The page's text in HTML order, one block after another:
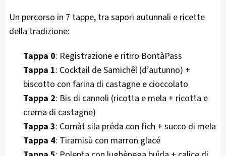
Un percorso in 7 tappe, tra sapori autunnali e ricette
della tradizione:
Tappa 0: Registrazione e ritiro BontàPass
Tappa 1: Cocktail de Samichêl (d’autunno) +
biscotto con farina di castagne e cioccolato
Tappa 2: Bis di cannoli (ricotta e mela + ricotta e
crema di castagne)
Tappa 3: Cornàt sila préda con fìch + succo di mela
Tappa 4: Tiramisù con marron glacé